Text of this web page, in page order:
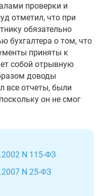
проверки и
отметил, что при
обязательно
бухгалтера о том, что
приняты к
собой отрывную
доводы
все отчеты, были
он не смог
N 115-ФЗ
N 25-ФЗ